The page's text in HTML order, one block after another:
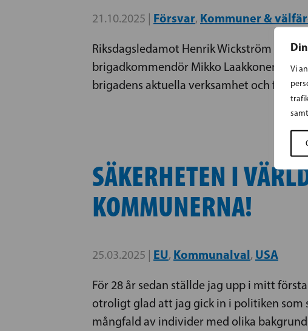
Vi
21.10.2025 | Försvar, Kommuner &
Riksdagsledamot Henrik Wickström
brigadkommendör Mikko Laakkonen
brigadens aktuella verksamhet och
SÄKERHETEN I
KOMMUNERNA!
25.03.2025 | EU, Kommunalval, USA
För 28 år sedan ställde jag upp i mitt
otroligt glad att jag gick in i politiken som
mångfald av individer med olika